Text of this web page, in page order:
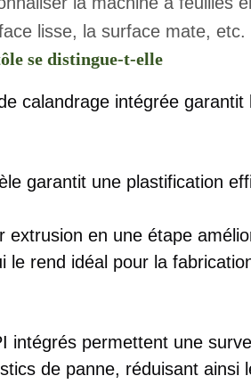
lisse, la surface mate, etc.
se distingue-t-elle
calandrage intégrée
garantit une plastification
extrusion en une étape
le rend idéal pour la
intégrés permettent une
de panne, réduisant